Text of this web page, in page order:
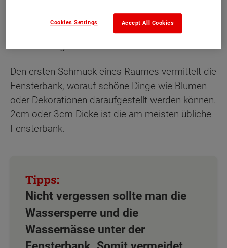
ist zu vermeiden. ImAußenbereich sollte auf ein
Gefälle Wert gelegt werden. Dadurch kann das
Niederschlagswasser entwässert werden.
Den ersten Schmuck eines Raumes vermittelt die
Fensterbank, worauf schöne Dinge wie Blumen
oder Dekorationen daraufgestellt werden können.
2cm oder 3cm Dicke ist die am meisten übliche
Fensterbank.
Nicht vergessen sollte man die
Wassersperre und die
Wassernässe unter der
Accept All Cookies
Cookies Settings